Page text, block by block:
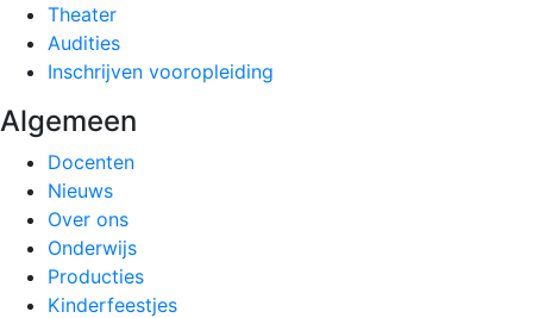
Theater
Audities
Inschrijven vooropleiding
Algemeen
Docenten
Nieuws
Over ons
Onderwijs
Producties
Kinderfeestjes